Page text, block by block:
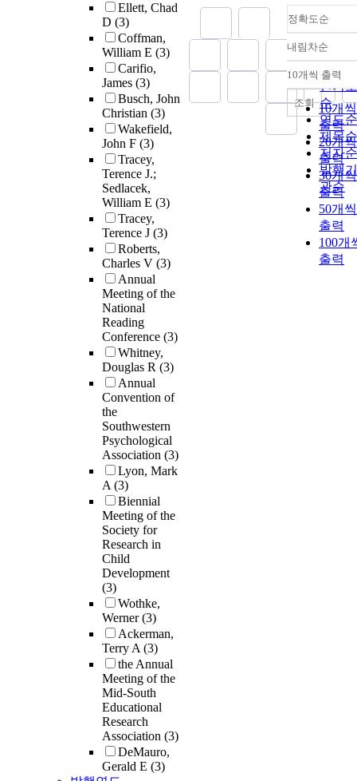
Ellett, Chad
D (3)
Coffman,
William E (3)
Carifio,
James (3)
Busch, John
Christian (3)
Wakefield,
John F (3)
Tracey,
Terence J.;
Sedlacek,
William E (3)
Tracey,
Terence J (3)
Roberts,
Charles V (3)
Annual
Meeting of the
National
Reading
Conference (3)
Whitney,
Douglas R (3)
Annual
Convention of
the
Southwestern
Psychological
Association (3)
Lyon, Mark
A(3)
Biennial
Meeting of the
Society for
Research in
Child
Development
(3)
Wothke,
Werner(3)
Ackerman,
Terry A(3)
the Annual
Meeting of the
Mid-South
Educational
Research
Association (3)
DeMauro,
Gerald E (3)
정확도순
정확도
순
인기도
순
연도순
제목순
저자순
발행기
관순
내림차순
내림
10개씩 출력
10개씩
출력
20개씩
출력
30개씩
출력
50개씩
출력
100개
출력
조회